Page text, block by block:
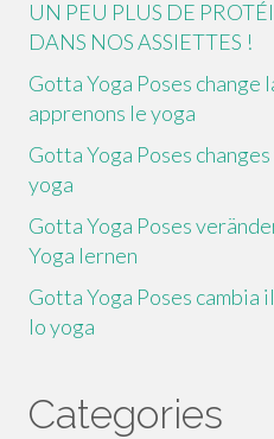
UN PEU PLUS DE
DANS NOS ASSIETTES !
Gotta Yoga Poses change
apprenons le yoga
Gotta Yoga Poses
yoga
Gotta Yoga Poses
Yoga lernen
Gotta Yoga Poses cambia
lo yoga
Categories